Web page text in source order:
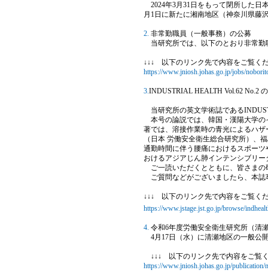
2024年3月31日をもって閉所した日
月1日に新たに湘南地区（神奈川県藤
2. 非常勤職員（一般事務）の公募
当研究所では、以下のとおり非常勤
↓↓↓ 以下のリンク先で内容をご覧く
https://www.jniosh.johas.go.jp/jobs/
3.INDUSTRIAL HEALTH Vol.62 No.2
当研究所の英文学術誌である
本号の論説では、韓国・漢陽大学の
著では、溶接作業時の青光によるハ
（日本 労働安全衛生総合研究所）、
通勤時間に伴う腰痛におけるスポー
おけるアジアじん肺インテンシブリ
ご一読いただくとともに、皆さまの
ご質問などがございましたら、本
↓↓↓ 以下のリンク先で内容をご覧くだ
https://www.jstage.jst.go.jp/browse/
4. 令和6年度労働安全衛生研究所（清
4月17日（水）に清瀬地区の一般公
↓↓↓ 以下のリンク先で内容をご覧
https://www.jniosh.johas.go.jp/publication/